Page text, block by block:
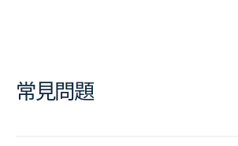
常見問題